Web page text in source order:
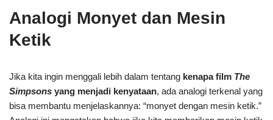
Analogi Monyet dan Mesin
Ketik
Jika kita ingin menggali lebih dalam tentang kenapa film The
Simpsons yang menjadi kenyataan, ada analogi terkenal yang
bisa membantu menjelaskannya: “monyet dengan mesin ketik.”